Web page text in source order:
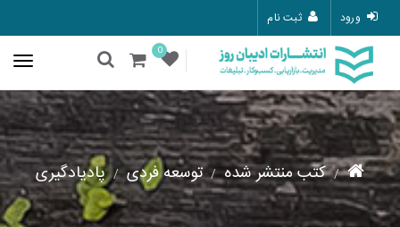
ورود ثبت نام
0
کتب منتشر شده توسعه فردی پادیادگیری